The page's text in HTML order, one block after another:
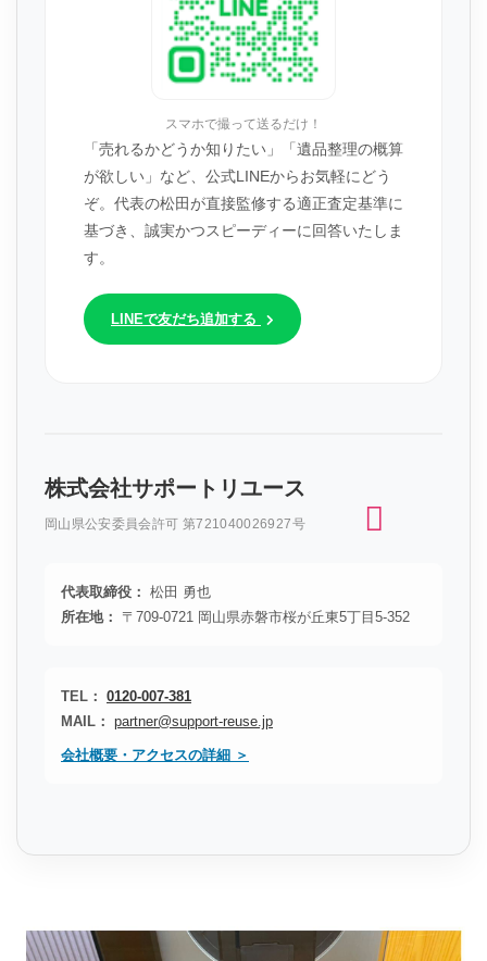
スマホで撮って送るだけ！
「売れるかどうか知りたい」「遺品整理の概算
が欲しい」など、公式LINEからお気軽にどう
ぞ。代表の松田が直接監修する適正査定基準に
基づき、誠実かつスピーディーに回答いたしま
す。
LINEで友だち追加する
株式会社サポートリユース
岡山県公安委員会許可 第721040026927号
代表取締役： 松田 勇也
所在地：
〒709-0721 岡山県赤磐市桜が丘東5丁目5-352
TEL： 0120-007-381
MAIL： partner@support-reuse.jp
会社概要・アクセスの詳細 ＞